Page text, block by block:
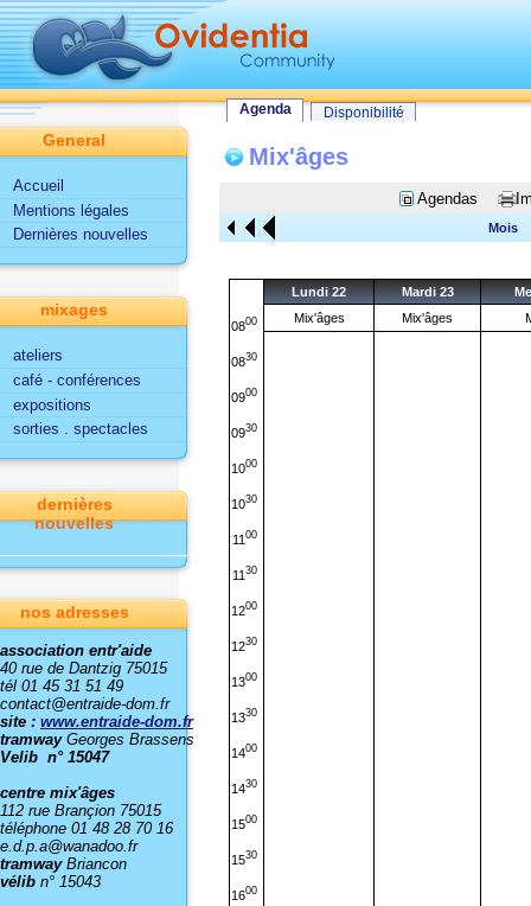
Tout le site
Utilisateur
Fonctionnalités d'Ovidentia
Agenda
Agenda Disponibilité
Mix'âges
Agendas
Mois
Lundi 22 Mardi 23
0800
0830
0900
0930
1000
1030
11 00
11 30
1200
1230
1300
1330
1400
1430
1500
1530
1600
Mix'âges Mix'âges
General
Accueil
Mentions légales
Dernières nouvelles
mixages
ateliers
café - conférences
expositions
sorties . spectacles
dernières
nouvelles
nos adresses
association entr'aide
40 rue de Dantzig 75015
tél 01 45 31 51 49
contact@entraide-dom.fr
site : www.entraide-dom.fr
tramway Georges Brassens
Velib n° 15047
centre mix'âges
112 rue Brançion 75015
téléphone 01 48 28 70 16
e.d.p.a@wanadoo.fr
tramwayBriancon
vélib n° 15043